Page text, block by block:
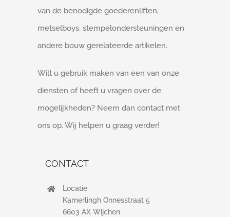
van de benodigde goederenliften,
metselboys, stempelondersteuningen en
andere bouw gerelateerde artikelen.
Wilt u gebruik maken van een van onze
diensten of heeft u vragen over de
mogelijkheden? Neem dan contact met
ons op. Wij helpen u graag verder!
CONTACT
Locatie
Kamerlingh Onnesstraat 5
6603 AX Wijchen